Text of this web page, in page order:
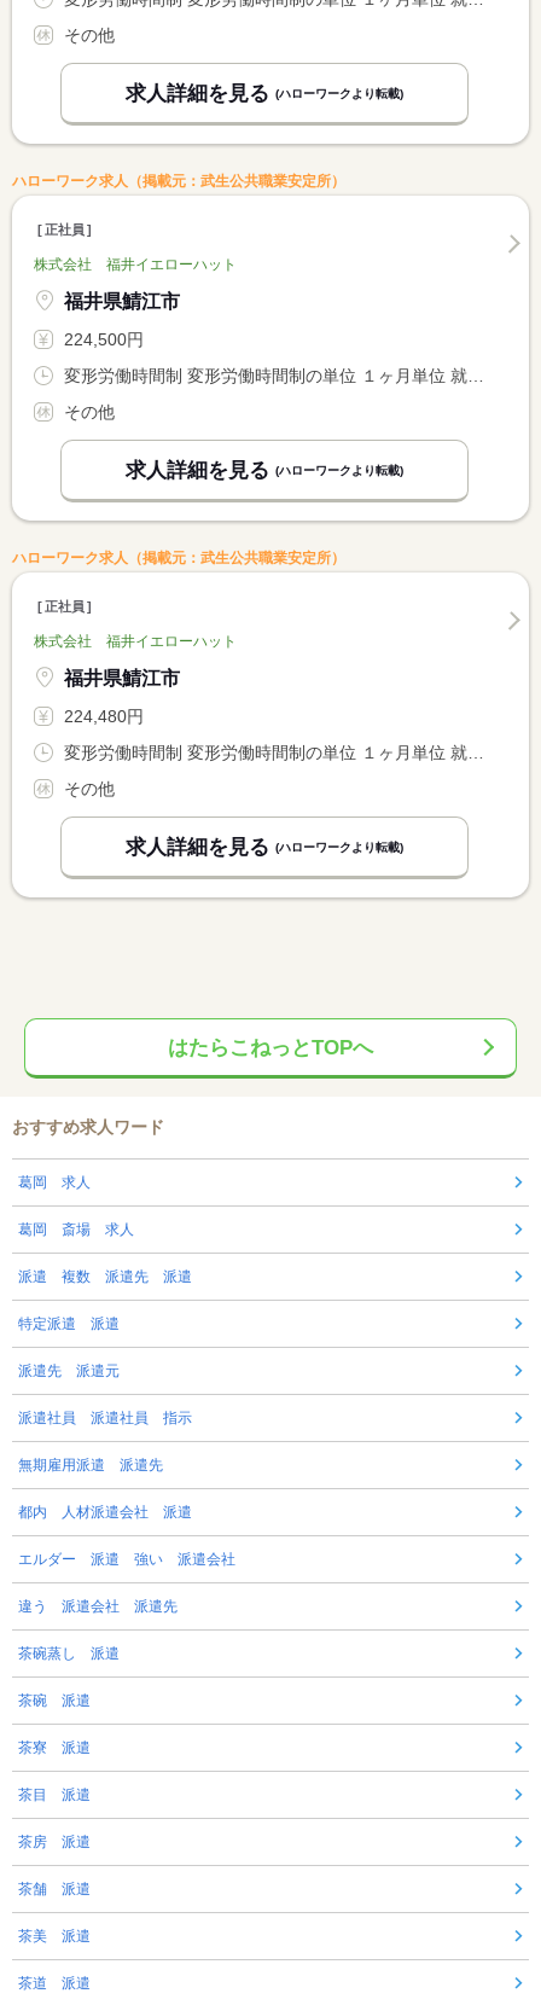
その他
求人詳細を見る (ハローワークより転載)
ハローワーク求人（掲載元：武生公共職業安定所）
正社員
株式会社 福井イエローハット
福井県鯖江市
224,500円
その他
求人詳細を見る (ハローワークより転載)
ハローワーク求人（掲載元：武生公共職業安定所）
正社員
株式会社 福井イエローハット
福井県鯖江市
224,480円
その他
求人詳細を見る (ハローワークより転載)
はたらこねっとTOPへ
おすすめ求人ワード
葛岡 求人
葛岡 斎場 求人
派遣 複数 派遣先 派遣
特定派遣 派遣
派遣先 派遣元
派遣社員 派遣社員 指示
無期雇用派遣 派遣先
都内 人材派遣会社 派遣
エルダー 派遣 強い 派遣会社
違う 派遣会社 派遣先
茶碗蒸し 派遣
茶碗 派遣
茶寮 派遣
茶目 派遣
茶房 派遣
茶舗 派遣
茶美 派遣
茶道 派遣